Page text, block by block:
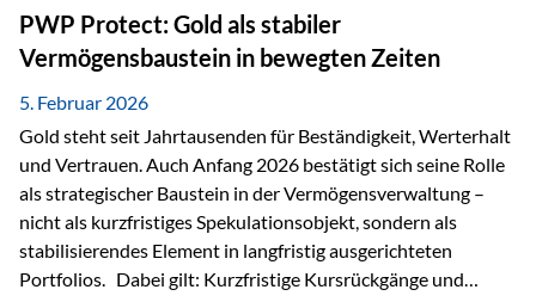
PWP Protect: Gold als stabiler
Vermögensbaustein in bewegten Zeiten
5. Februar 2026
Gold steht seit Jahrtausenden für Beständigkeit, Werterhalt
und Vertrauen. Auch Anfang 2026 bestätigt sich seine Rolle
als strategischer Baustein in der Vermögensverwaltung –
nicht als kurzfristiges Spekulationsobjekt, sondern als
stabilisierendes Element in langfristig ausgerichteten
Portfolios. Dabei gilt: Kurzfristige Kursrückgänge und